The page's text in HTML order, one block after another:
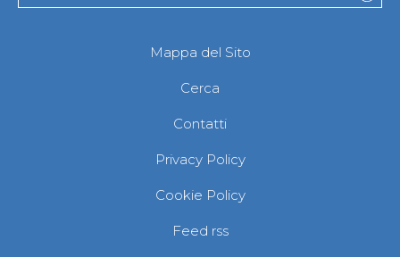
Mappa del Sito
Cerca
Contatti
Privacy Policy
Cookie Policy
Feed rss